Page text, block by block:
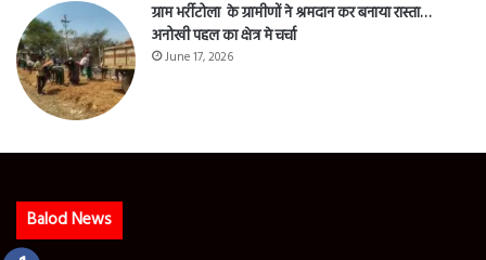
ग्राम भर्रीटोला के ग्रामीणों ने श्रमदान कर बनाया रास्ता…
अनोखी पहल का क्षेत्र मे चर्चा
June 17, 2026
Balod News